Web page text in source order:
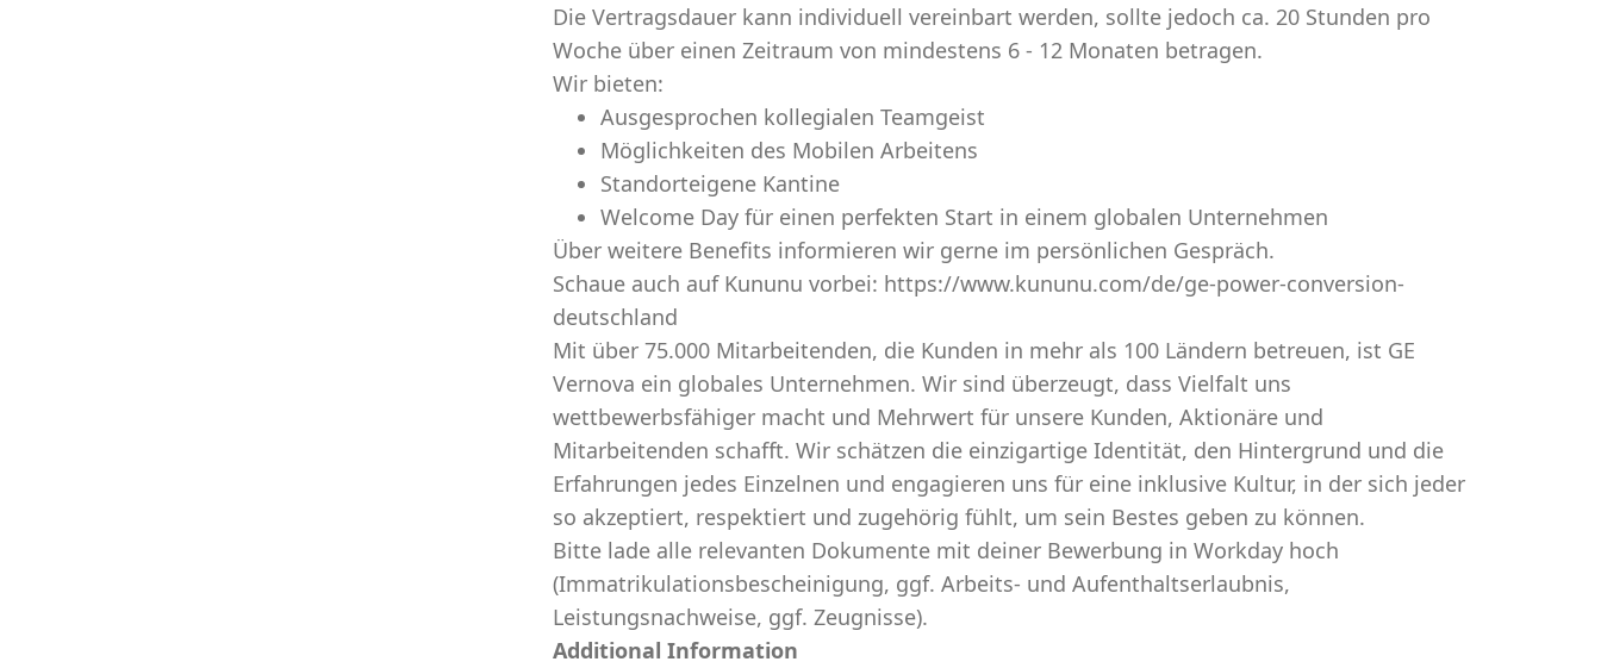
Die Vertragsdauer kann individuell vereinbart werden, sollte jedoch ca. 20 Stunden pro
Woche über einen Zeitraum von mindestens 6 - 12 Monaten betragen.
Wir bieten:
Ausgesprochen kollegialen Teamgeist
Möglichkeiten des Mobilen Arbeitens
Standorteigene Kantine
Welcome Day für einen perfekten Start in einem globalen Unternehmen
Über weitere Benefits informieren wir gerne im persönlichen Gespräch.
Schaue auch auf Kununu vorbei: https://www.kununu.com/de/ge-power-conversion-
deutschland
Mit über 75.000 Mitarbeitenden, die Kunden in mehr als 100 Ländern betreuen, ist GE
Vernova ein globales Unternehmen. Wir sind überzeugt, dass Vielfalt uns
wettbewerbsfähiger macht und Mehrwert für unsere Kunden, Aktionäre und
Mitarbeitenden schafft. Wir schätzen die einzigartige Identität, den Hintergrund und die
Erfahrungen jedes Einzelnen und engagieren uns für eine inklusive Kultur, in der sich jeder
so akzeptiert, respektiert und zugehörig fühlt, um sein Bestes geben zu können.
​Bitte lade alle relevanten Dokumente mit deiner Bewerbung in Workday hoch
(Immatrikulationsbescheinigung, ggf. Arbeits- und Aufenthaltserlaubnis,
Leistungsnachweise, ggf. Zeugnisse).
Additional Information